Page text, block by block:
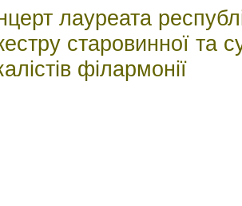
лауреата
старовинної та
філармонії